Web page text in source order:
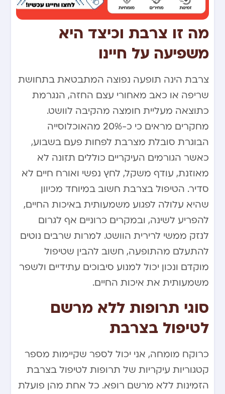
מה זו צרבת וכיצד היא
משפיעה על חיינו
צרבת הינה תופעה נפוצה המתבטאת בתחושת
שריפה או כאב מאחורי עצם החזה, הנגרמת
כתוצאה מעליית חומצה מהקיבה לוושט.
מחקרים מראים כי כ-20% מהאוכלוסייה
הבוגרת סובלת מצרבת לפחות פעם בשבוע,
כאשר הגורמים העיקריים כוללים תזונה לא
מאוזנת, עודף משקל, לחץ נפשי ואורח חיים לא
סדיר. הטיפול בצרבת חשוב במיוחד מכיוון
שהיא עלולה לפגוע משמעותית באיכות החיים,
להפריע לשינה, ובמקרים כרוניים אף לגרום
לנזק ממשי לרירית הוושט. למרות שרבים נוטים
להתעלם מהתופעה, חשוב להבין שטיפול
מוקדם ונכון יכול למנוע סיבוכים עתידיים ולשפר
משמעותית את איכות החיים.
סוגי תרופות ללא מרשם
לטיפול בצרבת
כרוקח מומחה, אני יכול לספר שקיימות מספר
קטגוריות עיקריות של תרופות לטיפול בצרבת
הזמינות ללא מרשם רופא. כל אחת מהן פועלת